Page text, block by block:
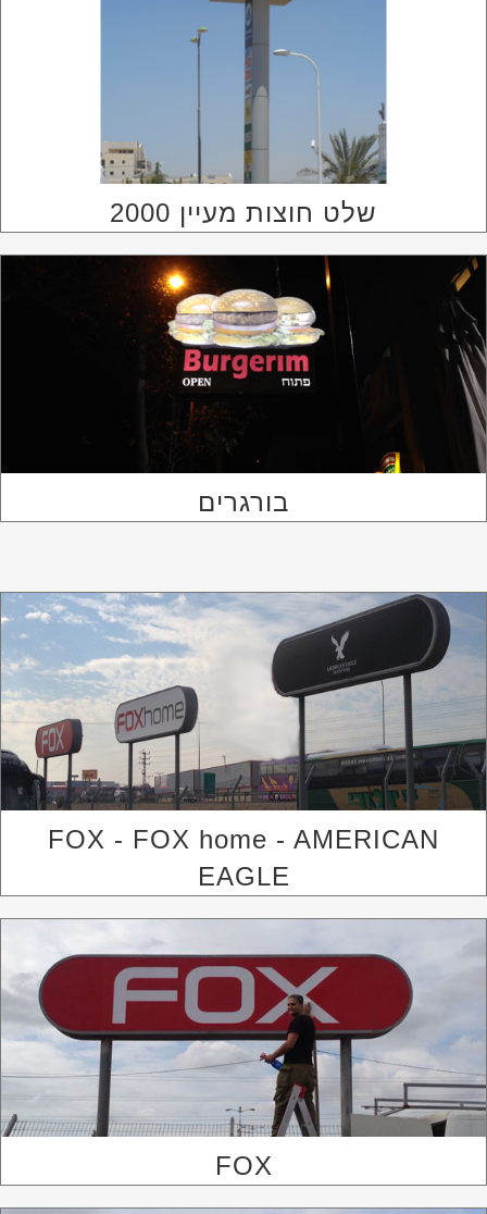
שלט חוצות מעיין 2000
בורגרים
FOX - FOX home - AMERICAN
EAGLE
FOX